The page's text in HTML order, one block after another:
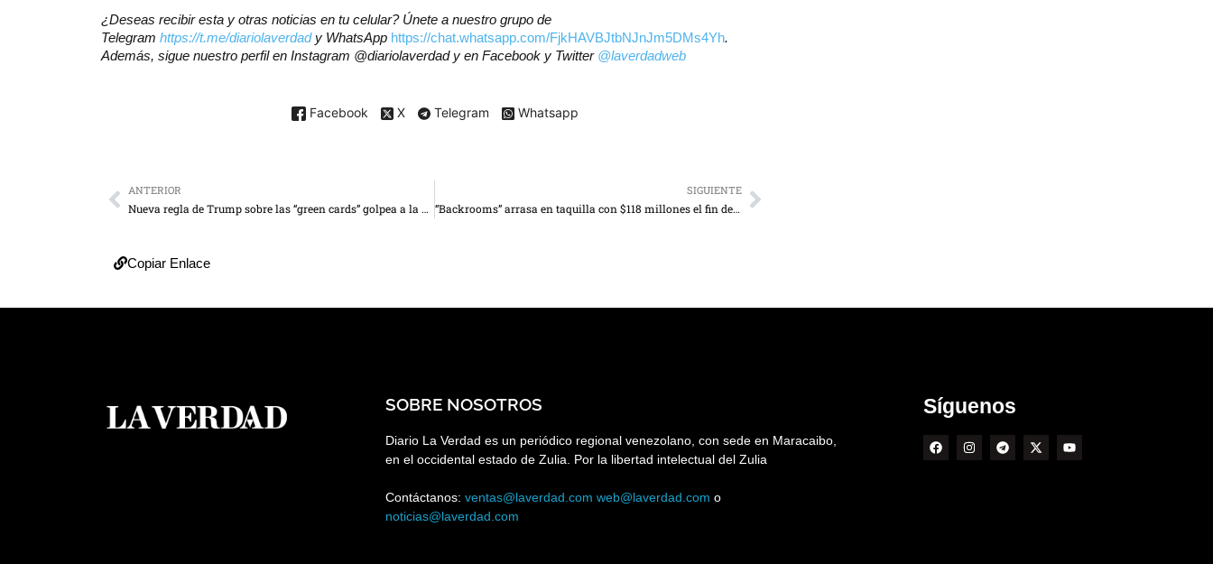
¿Deseas recibir esta y otras noticias en tu celular? Únete a nuestro grupo de
Telegram https://t.me/diariolaverdady WhatsApp https://chat.whatsapp.com/FjkHAVBJtbNJnJm5DMs4Yh.
Además, sigue nuestro perfil en Instagram @diariolaverdady en Facebook y Twitter @laverdadweb
Facebook X Telegram Whatsapp
ANTERIOR
Nueva regla de Trump sobre las “green cards” golpea a la migración legal
SIGUIENTE
“Backrooms” arrasa en taquilla con $118 millones el fin de semana
Copiar Enlace
SOBRE NOSOTROS
Diario La Verdad es un periódico regional venezolano, con sede en Maracaibo,
en el occidental estado de Zulia. Por la libertad intelectual del Zulia
Contáctanos: ventas@laverdad.com web@laverdad.com o
noticias@laverdad.com
Síguenos